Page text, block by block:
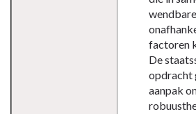
factoren
De
opdracht
aanpak